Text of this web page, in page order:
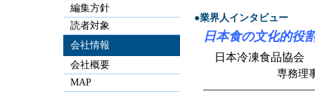
●業界人インタビュー
日本食の文化的役
日本冷凍食品協会
専務理
編集方針
読者対象
会社情報
会社概要
MAP